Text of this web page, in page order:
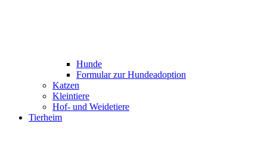
Hunde
Formular zur Hundeadoption
Katzen
Kleintiere
Hof- und Weidetiere
Tierheim